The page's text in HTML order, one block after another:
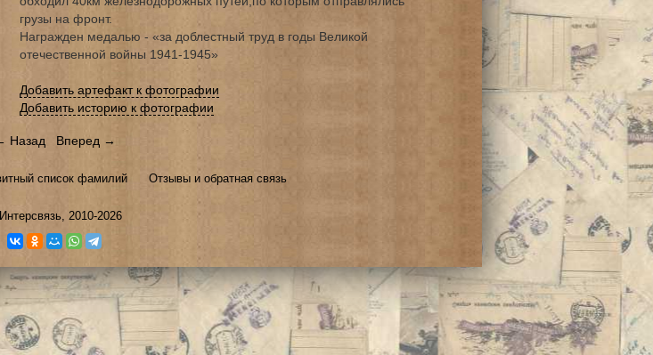
грузы на фронт.
Награжден медалью - «за доблестный труд в годы Великой
отечественной войны 1941-1945»
Добавить артефакт к фотографии
Добавить историю к фотографии
Назад Вперед →
список фамилий Отзывы и обратная связь
Интерсвязь, 2010-2026